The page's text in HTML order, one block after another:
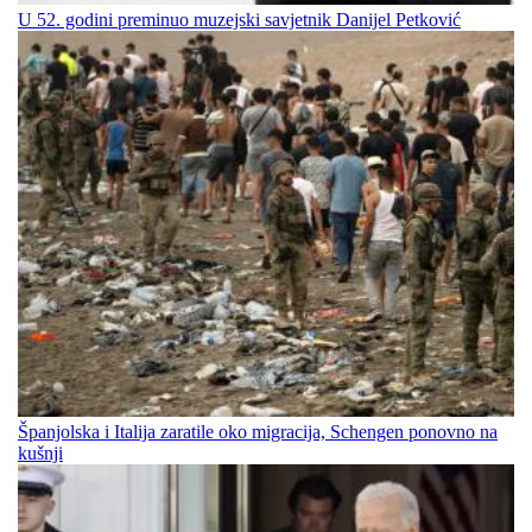
U 52. godini preminuo muzejski savjetnik Danijel Petković
Španjolska i Italija zaratile oko migracija, Schengen ponovno na
kušnji